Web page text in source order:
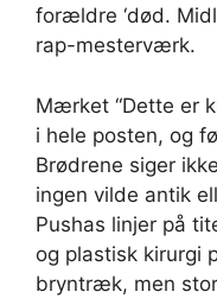
forældre ‘død.
rap-mesterværk.
Mærket “Dette er
i hele posten, og
Brødrene siger
ingen vilde antik
Pushas linjer på
og plastisk kirurgi
bryntræk, men